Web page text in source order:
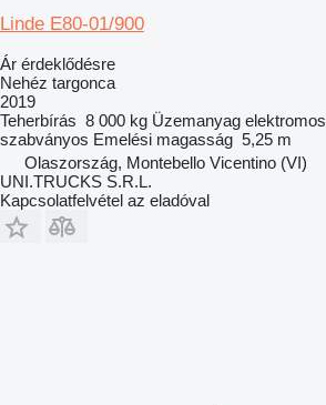
Linde E80-01/900
Ár érdeklődésre
Nehéz targonca
2019
Teherbírás 8 000 kg Üzemanyag elektromos
szabványos Emelési magasság 5,25 m
Olaszország, Montebello Vicentino (VI)
UNI.TRUCKS S.R.L.
Kapcsolatfelvétel az eladóval